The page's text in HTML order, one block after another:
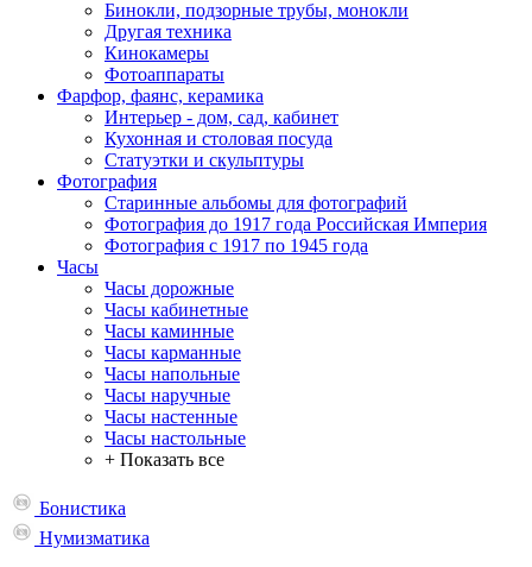
Бинокли, подзорные трубы, монокли
Другая техника
Кинокамеры
Фотоаппараты
Фарфор, фаянс, керамика
Интерьер - дом, сад, кабинет
Кухонная и столовая посуда
Статуэтки и скульптуры
Фотография
Старинные альбомы для фотографий
Фотография до 1917 года Российская Империя
Фотография с 1917 по 1945 года
Часы
Часы дорожные
Часы кабинетные
Часы каминные
Часы карманные
Часы напольные
Часы наручные
Часы настенные
Часы настольные
+ Показать все
Бонистика
Нумизматика